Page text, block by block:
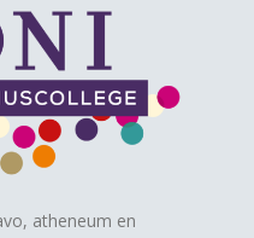
atheneum en